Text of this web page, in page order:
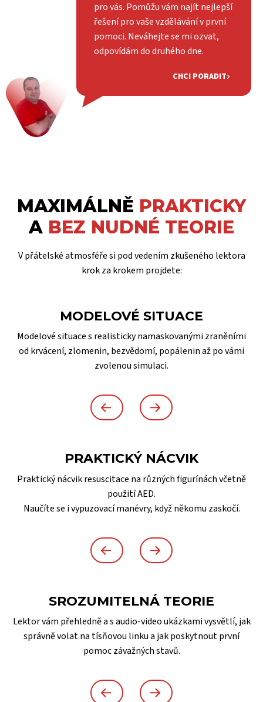
pro vás. Pomůžu vám najít nejlepší
řešení pro vaše vzdělávání v první
pomoci. Neváhejte se mi ozvat,
odpovídám do druhého dne.
CHCI PORADIT
MAXIMÁLNĚ PRAKTICKY
A BEZ NUDNÉ TEORIE
V přátelské atmosféře si pod vedením zkušeného lektora
krok za krokem projdete:
MODELOVÉ SITUACE
Modelové situace s realisticky namaskovanými zraněními
od krvácení, zlomenin, bezvědomí, popálenin až po vámi
zvolenou simulaci.
PRAKTICKÝ NÁCVIK
Praktický nácvik resuscitace na různých figurínách včetně
použití AED.
Naučíte se i vypuzovací manévry, když někomu zaskočí.
SROZUMITELNÁ TEORIE
Lektor vám přehledně a s audio-video ukázkami vysvětlí, jak
správně volat na tísňovou linku a jak poskytnout první
pomoc závažných stavů.